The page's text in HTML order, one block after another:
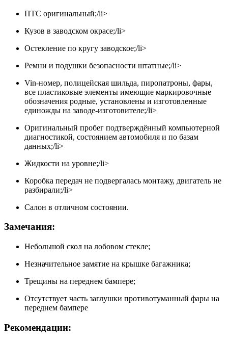
ПТС оригинальный;/li>
Кузов в заводском окрасе;/li>
Остекление по кругу заводское;/li>
Ремни и подушки безопасности штатные;/li>
Vin-номер, полицейская шильда, пиропатроны, фары,
все пластиковые элементы имеющие маркировочные
обозначения родные, установлены и изготовленные
единожды на заводе-изготовителе;/li>
Оригинальный пробег подтверждённый компьютерной
диагностикой, состоянием автомобиля и по базам
данных;/li>
Жидкости на уровне;/li>
Коробка передач не подвергалась монтажу, двигатель не
разбирали;/li>
Салон в отличном состоянии.
Замечания:
Небольшой скол на лобовом стекле;
Незначительное замятие на крышке багажника;
Трещины на переднем бампере;
Отсутствует часть заглушки противотуманный фары на
переднем бампере
Рекомендации: